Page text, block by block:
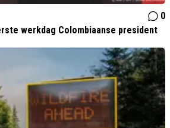
0
werkdag Colombiaanse president